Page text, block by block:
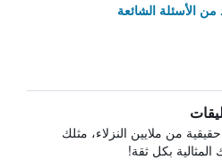
الأسئلة الشائعة
من ملايين النزلاء، مثلك
المثالية بكل ثقة!